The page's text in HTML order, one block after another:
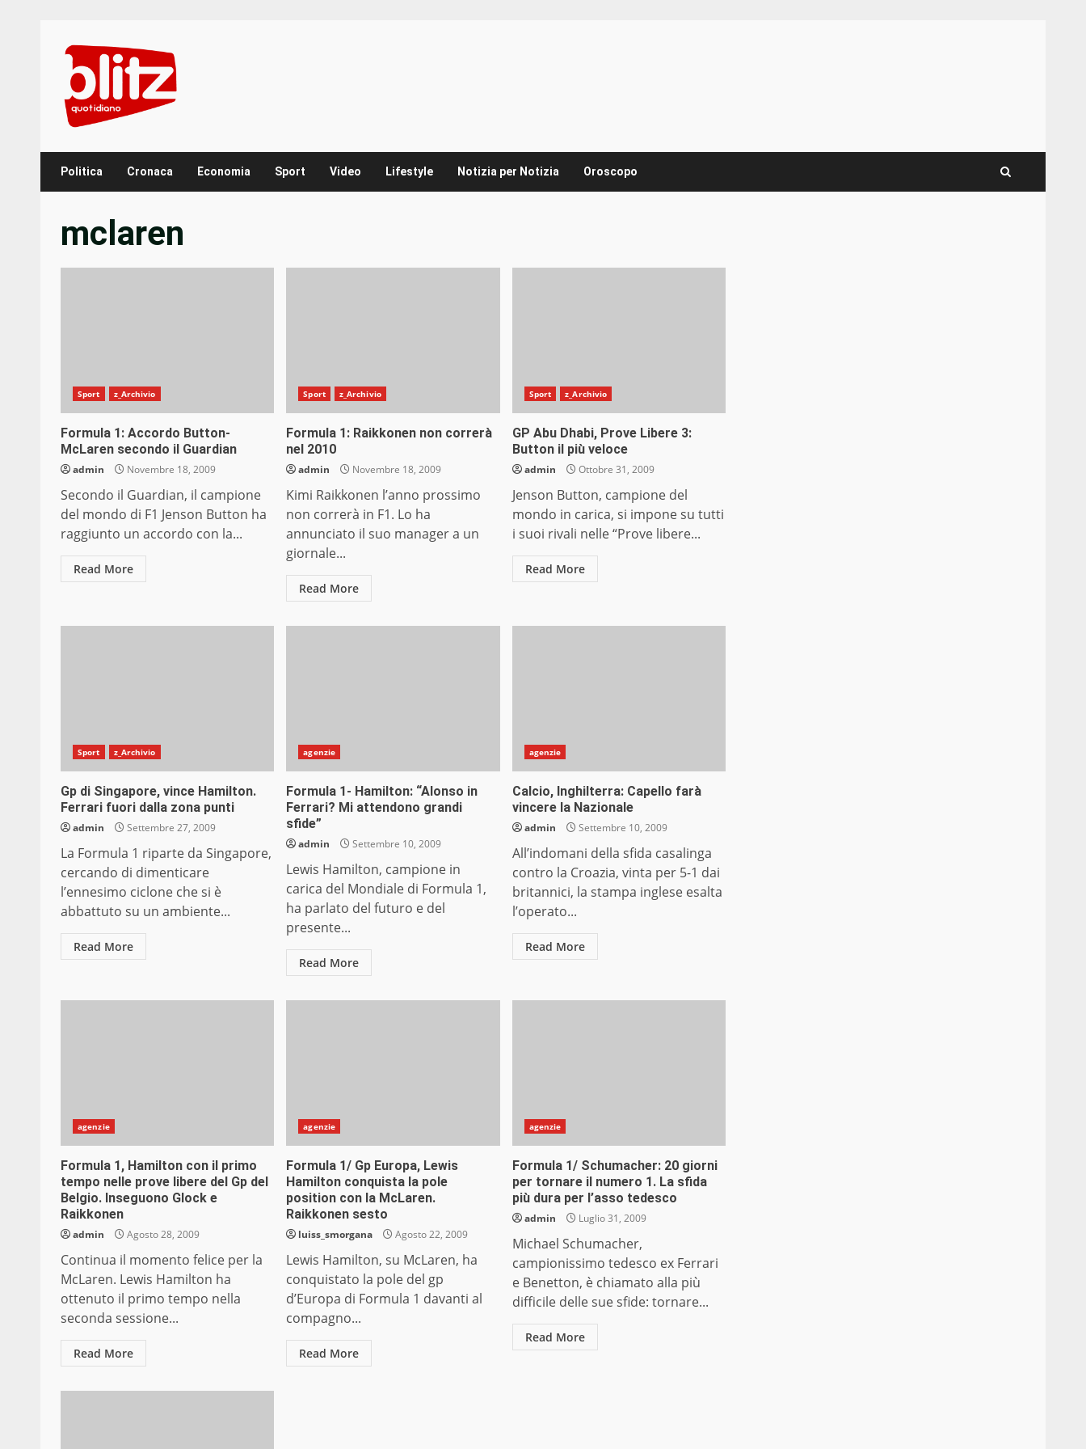
content
Politica Cronaca Economia Sport Video Lifestyle Notizia per Notizia Oroscopo
mclaren
Sport z_Archivio
Formula 1: Accordo Button-
McLaren secondo il Guardian
admin Novembre 18, 2009
Secondo il Guardian, il campione
del mondo di F1 Jenson Button ha
raggiunto un accordo con la...
Read More
Sport z_Archivio
Formula 1: Raikkonen non correrà
nel 2010
admin Novembre 18, 2009
Kimi Raikkonen l’anno prossimo
non correrà in F1. Lo ha
annunciato il suo manager a un
giornale...
Read More
Sport z_Archivio
GP Abu Dhabi, Prove Libere 3:
Button il più veloce
admin Ottobre 31, 2009
Jenson Button, campione del
mondo in carica, si impone su tutti
i suoi rivali nelle “Prove libere...
Read More
Sport z_Archivio
Gp di Singapore, vince Hamilton.
Ferrari fuori dalla zona punti
admin Settembre 27, 2009
La Formula 1 riparte da Singapore,
cercando di dimenticare
l’ennesimo ciclone che si è
abbattuto su un ambiente...
Read More
agenzie
Formula 1- Hamilton: “Alonso in
Ferrari? Mi attendono grandi
sfide”
admin Settembre 10, 2009
Lewis Hamilton, campione in
carica del Mondiale di Formula 1,
ha parlato del futuro e del
presente...
Read More
agenzie
Calcio, Inghilterra: Capello farà
vincere la Nazionale
admin Settembre 10, 2009
All’indomani della sfida casalinga
contro la Croazia, vinta per 5-1 dai
britannici, la stampa inglese esalta
l’operato...
Read More
agenzie
Formula 1, Hamilton con il primo
tempo nelle prove libere del Gp del
Belgio. Inseguono Glock e
Raikkonen
admin Agosto 28, 2009
Continua il momento felice per la
McLaren. Lewis Hamilton ha
ottenuto il primo tempo nella
seconda sessione...
Read More
agenzie
Formula 1/ Gp Europa, Lewis
Hamilton conquista la pole
position con la McLaren.
Raikkonen sesto
luiss_smorgana Agosto 22, 2009
Lewis Hamilton, su McLaren, ha
conquistato la pole del gp
d’Europa di Formula 1 davanti al
compagno...
Read More
agenzie
Formula 1/ Schumacher: 20 giorni
per tornare il numero 1. La sfida
più dura per l’asso tedesco
admin Luglio 31, 2009
Michael Schumacher,
campionissimo tedesco ex Ferrari
e Benetton, è chiamato alla più
difficile delle sue sfide: tornare...
Read More